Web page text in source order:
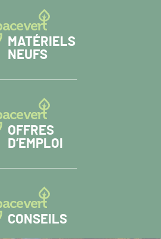
MATÉRIELS
NEUFS
OFFRES
D’EMPLOI
CONSEILS